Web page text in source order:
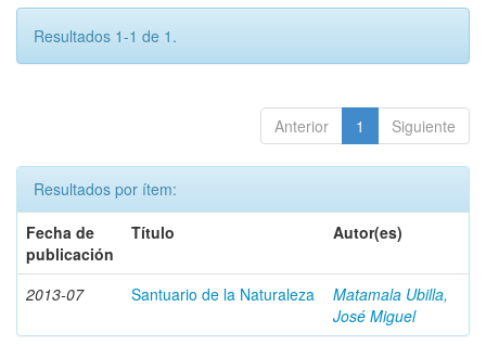
Resultados 1-1 de 1.
Anterior 1 Siguiente
Resultados por ítem:
Fecha de
publicación
Título Autor(es)
2013-07 Santuario de la Naturaleza
Matamala Ubilla,
José Miguel